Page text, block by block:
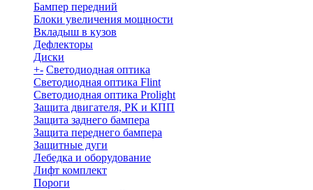
Бампер передний
Блоки увеличения мощности
Вкладыш в кузов
Дефлекторы
Диски
+- Светодиодная оптика
Светодиодная оптика Flint
Светодиодная оптика Prolight
Защита двигателя, РК и КПП
Защита заднего бампера
Защита переднего бампера
Защитные дуги
Лебедка и оборудование
Лифт комплект
Пороги